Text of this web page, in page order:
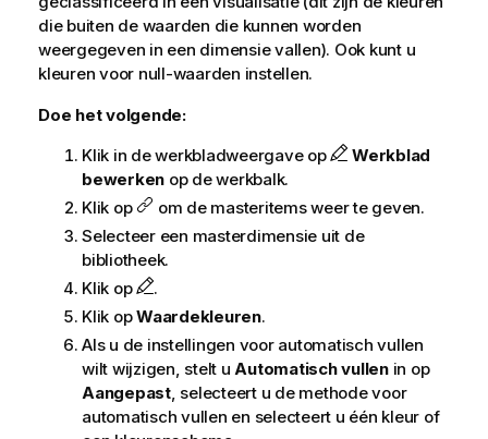
die buiten de waarden die kunnen worden
weergegeven in een dimensie vallen). Ook kunt u
kleuren voor null-waarden instellen.
Doe het volgende:
Klik in de werkbladweergave op
Werkblad
bewerken op de werkbalk.
Klik op
om de masteritems weer te geven.
Selecteer een masterdimensie uit de
bibliotheek.
Klik op
.
Klik opWaardekleuren.
Als u de instellingen voor automatisch vullen
wilt wijzigen, stelt uAutomatisch vullenin op
Aangepast, selecteert u de methode voor
automatisch vullen en selecteert u één kleur of